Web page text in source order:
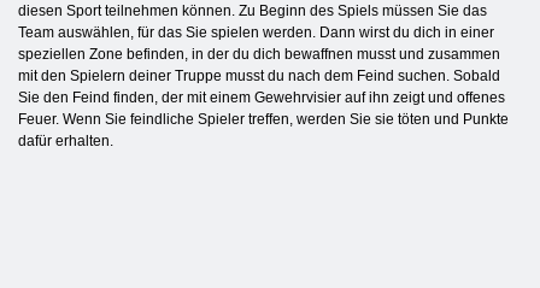
diesen Sport teilnehmen können. Zu Beginn des Spiels müssen Sie das
Team auswählen, für das Sie spielen werden. Dann wirst du dich in einer
speziellen Zone befinden, in der du dich bewaffnen musst und zusammen
mit den Spielern deiner Truppe musst du nach dem Feind suchen. Sobald
Sie den Feind finden, der mit einem Gewehrvisier auf ihn zeigt und offenes
Feuer. Wenn Sie feindliche Spieler treffen, werden Sie sie töten und Punkte
dafür erhalten.